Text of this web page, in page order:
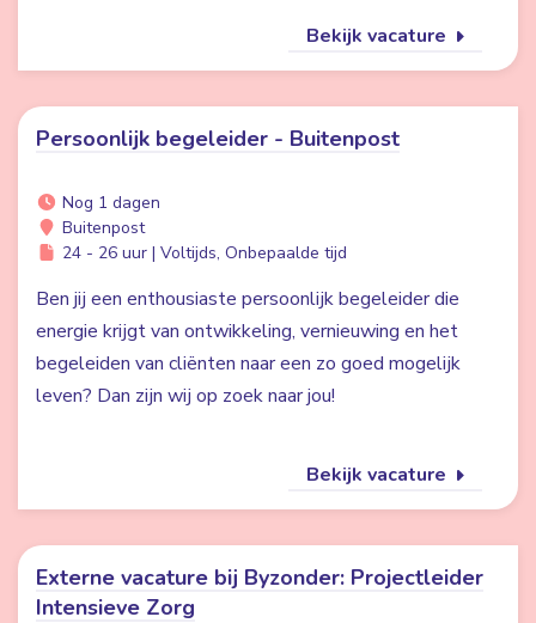
Bekijk vacature
Persoonlijk begeleider - Buitenpost
Nog 1 dagen
Buitenpost
24 - 26 uur | Voltijds, Onbepaalde tijd
Ben jij een enthousiaste persoonlijk begeleider die
energie krijgt van ontwikkeling, vernieuwing en het
begeleiden van cliënten naar een zo goed mogelijk
leven? Dan zijn wij op zoek naar jou!
Bekijk vacature
Externe vacature bij Byzonder: Projectleider
Intensieve Zorg